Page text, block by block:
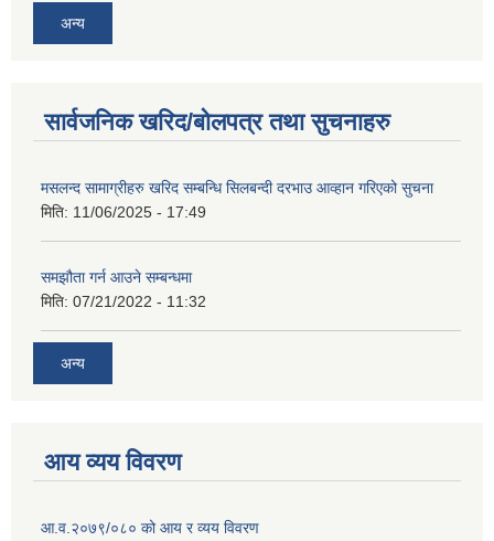
अन्य
सार्वजनिक खरिद/बोलपत्र तथा सुचनाहरु
मसलन्द सामाग्रीहरु खरिद सम्बन्धि सिलबन्दी दरभाउ आव्हान गरिएको सुचना
मिति: 11/06/2025 - 17:49
समझौता गर्न आउने सम्बन्धमा
मिति: 07/21/2022 - 11:32
अन्य
आय व्यय विवरण
आ.व.२०७९/०८० को आय र व्यय विवरण